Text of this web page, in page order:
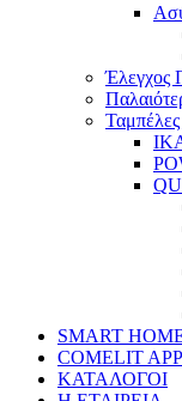
Έλεγχος
SMART
COMELIT APP
ΚΑΤΑΛΟΓΟΙ